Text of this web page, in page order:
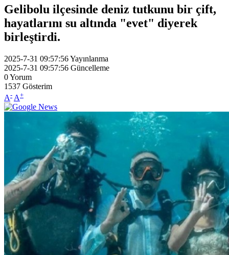
Gelibolu ilçesinde deniz tutkunu bir çift,
hayatlarını su altında "evet" diyerek
birleştirdi.
2025-7-31 09:57:56Yayınlanma
2025-7-31 09:57:56 Güncelleme
0Yorum
1537 Gösterim
A- A+